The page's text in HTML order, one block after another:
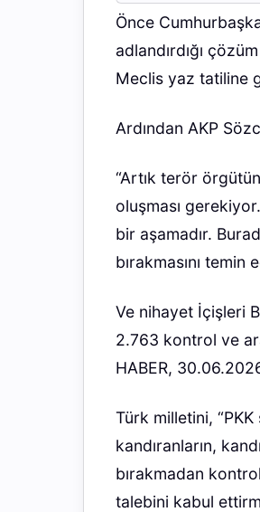
Önce
adlandırdığı
Meclis yaz tatiline
Ardından AKP
“Artık terör
oluşması
bir aşamadır.
bırakmasını temin
Ve nihayet İçişleri
2.763 kontrol ve
HABER,
Türk milletini, “PKK
kandıranların,
bırakmadan
talebini kabul